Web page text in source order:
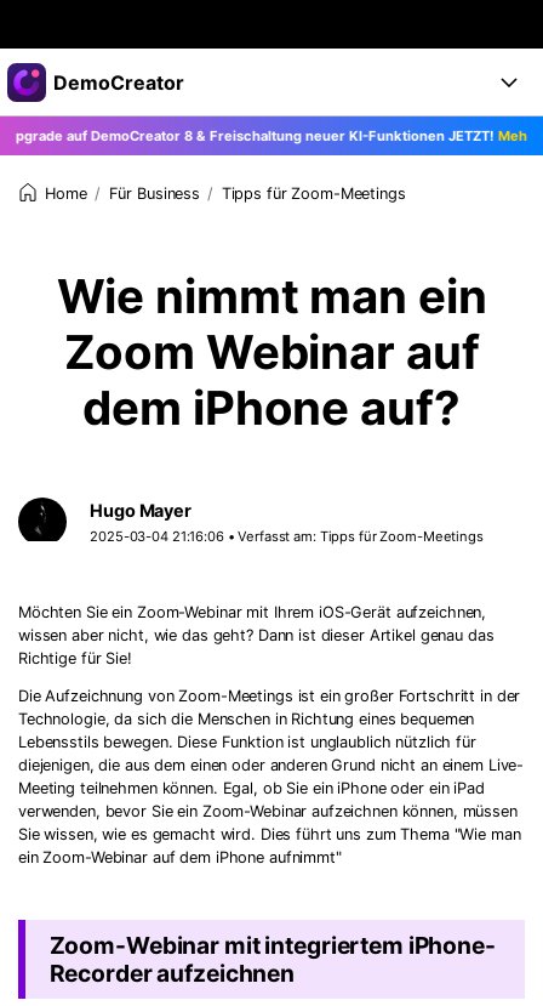
Top-Produkte
KI-gestützte digitale Kreativität
Dienstprogramme
Business
Überblick
Über uns
DemoCreator
Produkte
Products
Alle Funktionen >
KI
KI Tipps
Alle KI Funktionen >
DemoCreator für
Blog
Mehr Lösungen finden >
Business
DOWNLOAD
auf DemoCreator 8 & Freischaltung neuer KI-Funktionen JETZT!Mehr
Home Für Business Tipps für Zoom-Meetings
Wie nimmt man ein
Zoom Webinar auf
dem iPhone auf?
Hugo Mayer
2025-03-04 21:16:06 • Verfasst am: Tipps für Zoom-Meetings
Möchten Sie ein Zoom-Webinar mit Ihrem iOS-Gerät aufzeichnen,
wissen aber nicht, wie das geht? Dann ist dieser Artikel genau das
Richtige für Sie!
Die Aufzeichnung von Zoom-Meetings ist ein großer Fortschritt in der
Technologie, da sich die Menschen in Richtung eines bequemen
Lebensstils bewegen. Diese Funktion ist unglaublich nützlich für
diejenigen, die aus dem einen oder anderen Grund nicht an einem Live-
Meeting teilnehmen können. Egal, ob Sie ein iPhone oder ein iPad
verwenden, bevor Sie ein Zoom-Webinar aufzeichnen können, müssen
Sie wissen, wie es gemacht wird. Dies führt uns zum Thema "Wie man
ein Zoom-Webinar auf dem iPhone aufnimmt"
Zoom-Webinar mit integriertem iPhone-
Recorder aufzeichnen